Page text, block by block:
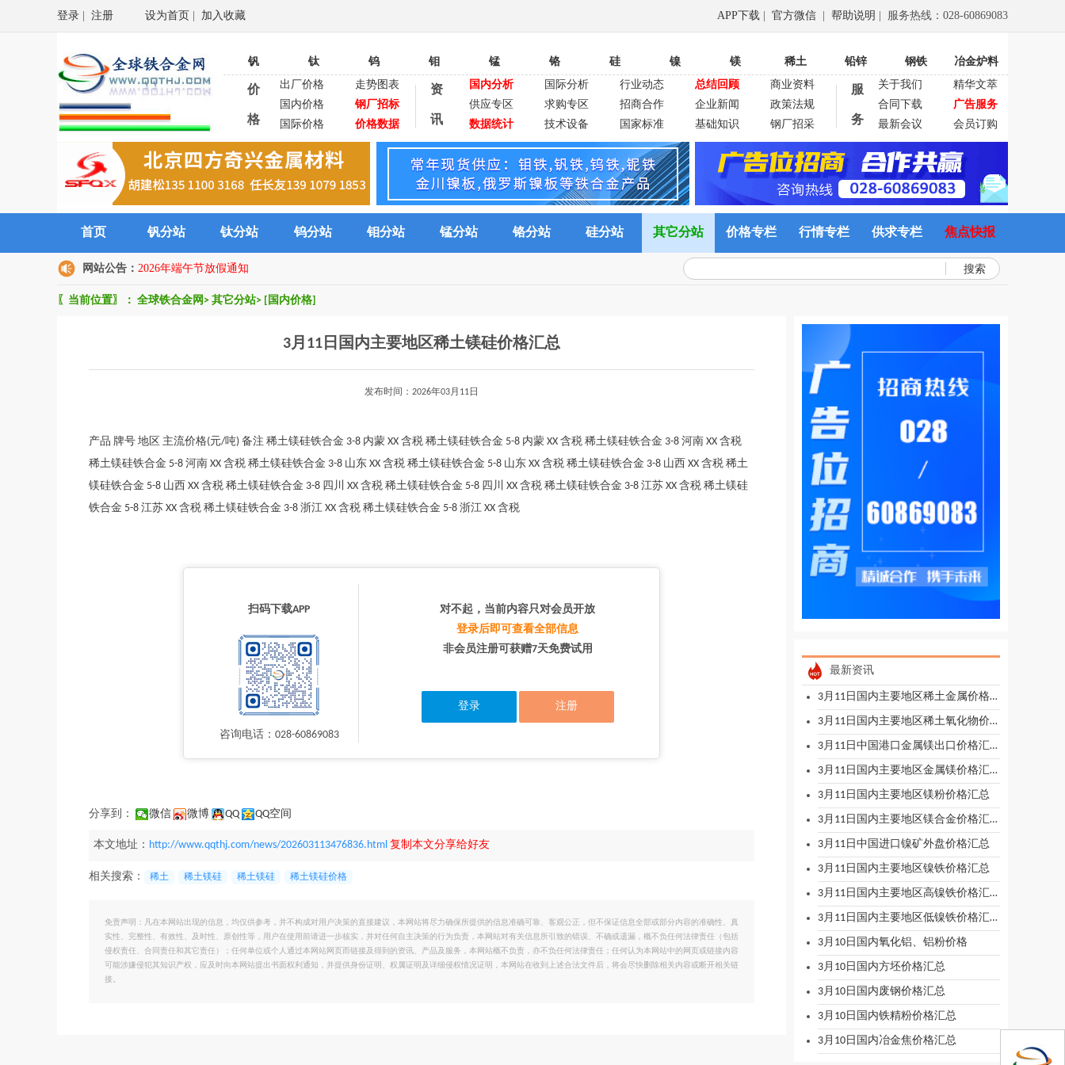
登录 注册 设为首页 加入收藏 APP下载 官方微信 帮助说明 | 服务热线：028-60869083
钒 钛 钨 钼 锰 铬 硅 镍 镁 稀土 铅锌 钢铁 冶金炉料
价
格
出厂价格
走势图表
国内价格
钢厂招标
国际价格
价格数据
资
讯
国内分析 国际分析 行业动态 总结回顾
商业资料
供应专区
求购专区 招商合作 企业新闻
政策法规
数据统计
技术设备 国家标准 基础知识 钢厂招采
服
务
关于我们
精华文萃
合同下载
广告服务
最新会议
会员订购
首页 钒分站 钛分站 钨分站 钼分站 锰分站 铬分站 硅分站 其它分站 价格专栏 行情专栏 供求专栏 焦点快报
网站公告： 2026年端午节放假通知 搜索
〖当前位置〗： 全球铁合金网 > 其它分站> [国内价格]
3月11日国内主要地区稀土镁硅价格汇总
发布时间：2026年03月11日
产品 牌号 地区 主流价格(元/吨) 备注 稀土镁硅铁合金 3-8 内蒙 XX 含税 稀土镁硅铁合金 5-8 内蒙 XX 含税 稀土镁硅铁合金 3-8 河南 XX 含税
稀土镁硅铁合金 5-8 河南 XX 含税 稀土镁硅铁合金 3-8 山东 XX 含税 稀土镁硅铁合金 5-8 山东 XX 含税 稀土镁硅铁合金 3-8 山西 XX 含税 稀土
镁硅铁合金 5-8 山西 XX 含税 稀土镁硅铁合金 3-8 四川 XX 含税 稀土镁硅铁合金 5-8 四川 XX 含税 稀土镁硅铁合金 3-8 江苏 XX 含税 稀土镁硅
铁合金 5-8 江苏 XX 含税 稀土镁硅铁合金 3-8 浙江 XX 含税 稀土镁硅铁合金 5-8 浙江 XX 含税
扫码下载APP
咨询电话：028-60869083
对不起，当前内容只对会员开放
登录后即可查看全部信息
非会员注册可获赠7天免费试用
登录 注册
分享到： 微信 微博 QQ QQ空间
本文地址： http://www.qqthj.com/news/202603113476836.html 复制本文分享给好友
相关搜索： 稀土 稀土镁硅 稀土镁硅 稀土镁硅价格
免责声明：凡在本网站出现的信息，均仅供参考，并不构成对用户决策的直接建议，本网站将尽力确保所提供的信息准确可靠、客观公正，但不保证信息全部或部分内容的准确性、真
实性、完整性、有效性、及时性、原创性等，用户在使用前请进一步核实，并对任何自主决策的行为负责，本网站对有关信息所引致的错误、不确或遗漏，概不负任何法律责任（包括
侵权责任、合同责任和其它责任）；任何单位或个人通过本网站网页而链接及得到的资讯、产品及服务，本网站概不负责，亦不负任何法律责任；任何认为本网站中的网页或链接内容
可能涉嫌侵犯其知识产权，应及时向本网站提出书面权利通知，并提供身份证明、权属证明及详细侵权情况证明，本网站在收到上述合法文件后，将会尽快删除相关内容或断开相关链
接。
最新资讯
3月11日国内主要地区稀土金属价格汇总
3月11日国内主要地区稀土氧化物价格汇总
3月11日中国港口金属镁出口价格汇总
3月11日国内主要地区金属镁价格汇总
3月11日国内主要地区镁粉价格汇总
3月11日国内主要地区镁合金价格汇总
3月11日中国进口镍矿外盘价格汇总
3月11日国内主要地区镍铁价格汇总
3月11日国内主要地区高镍铁价格汇总
3月11日国内主要地区低镍铁价格汇总
3月10日国内氧化铝、铝粉价格
3月10日国内方坯价格汇总
3月10日国内废钢价格汇总
3月10日国内铁精粉价格汇总
3月10日国内冶金焦价格汇总